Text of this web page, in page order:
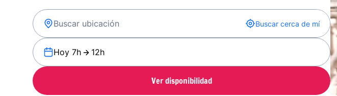
Buscar cerca de mí
Hoy 7h 12h
Ver disponibilidad